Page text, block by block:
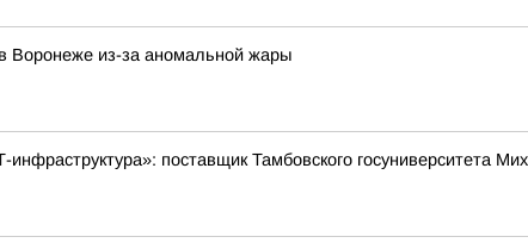
Воронеже из-за аномальной жары
поставщик Тамбовского госуниверситета